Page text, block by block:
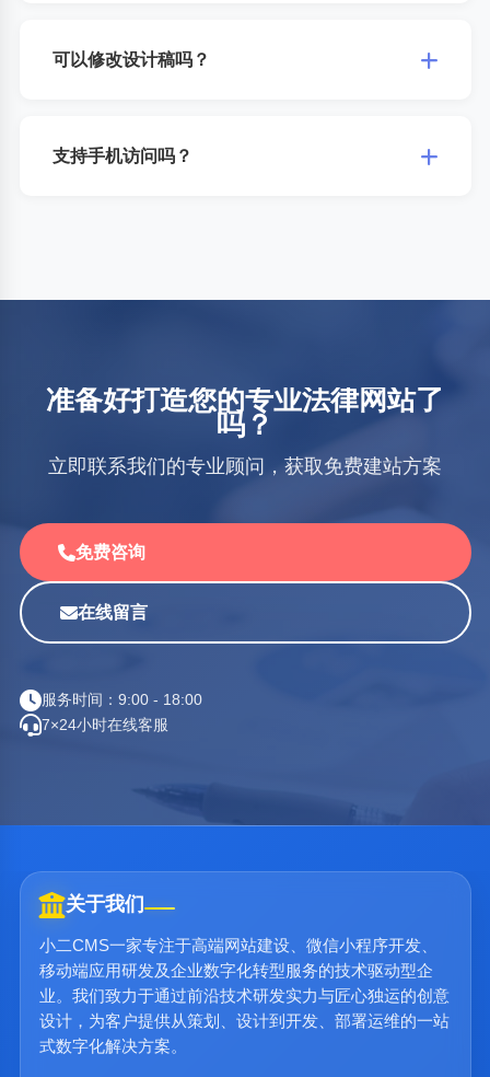
保证具体排名，但能显著提升网站的自然搜索流量。
可以修改设计稿吗？
最终效果符合您的期望。
支持手机访问吗？
准备好打造您的专业法律网站了
吗？
立即联系我们的专业顾问，获取免费建站方案
免费咨询
在线留言
服务时间：9:00 - 18:00
7×24小时在线客服
关于我们
小二CMS一家专注于高端网站建设、微信小程序开发、
移动端应用研发及企业数字化转型服务的技术驱动型企
业。我们致力于通过前沿技术研发实力与匠心独运的创意
设计，为客户提供从策划、设计到开发、部署运维的一站
式数字化解决方案。